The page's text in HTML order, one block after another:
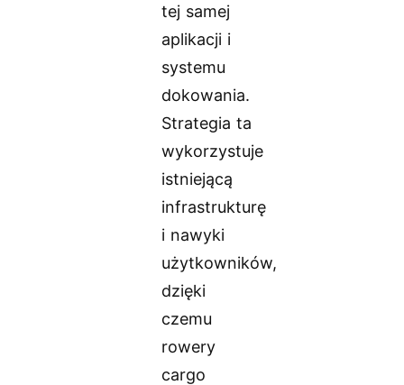
tej samej
aplikacji i
systemu
dokowania.
Strategia ta
wykorzystuje
istniejącą
infrastrukturę
i nawyki
użytkowników,
dzięki
czemu
rowery
cargo